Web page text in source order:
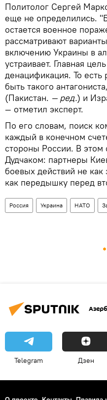
Политолог Сергей
еще не определились.
остается военное
рассматривают
включению Украины в
устраивает. Главная
денацификация. То
быть такого
(Пакистан. — ред.) и
— отметил эксперт.
По его словам, поиск
каждый в конечном
стороны России. В этом
Дудчаком: партнеры
боевых действий не
как передышку перед
Россия Украина НАТО
Telegram Дзен